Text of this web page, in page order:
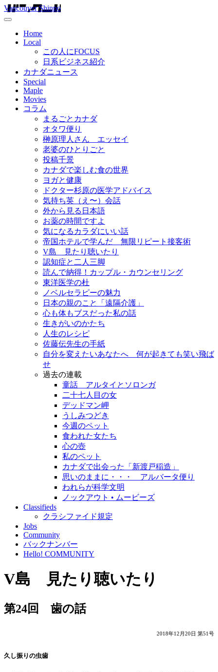
Vancouver Shinpo
Home
Local
この人にFOCUS
日系ビジネス紹介
カナダニュース
Special
Maple
Movies
コラム
まるごとカナダ
オタワ便り
榊原理人さん エッセイ
老婆のひとりごと
投稿千景
カナダで楽しむ食の世界
ヨガと健康
ドクター杉原の医学アドバイス
気持ち英（え〜）会話
外から見る日本語
お薬の時間ですよ
気になるカラダにいい話
帝国ホテルで学んだ 無限リピート接客術
V島 見たり聴いたり
認知症と二人三脚
読んで納得！カップル・カウンセリング
東洋医学の杜
ノベルセラピーの魅力
日本の親のこと「遠隔介護」
心も体もブスだった私の話
生きがいのかたち
人生のレシピ
佐藤伝先生の手紙
自分を変えたいあなたへ 何が起きても笑い飛ば
せ
過去の連載
童話 アルタイとソロンガ
二十七人目の女
デッドマン岬
うしみつどき
今週のペット
食われた女たち
心の壺
私のペット
カナダで出会った「新渡戸稲造」
思いのままに・・・ アルバータ便り
われらが科学文明
ノックアウト • ムービーズ
Classifieds
クラシファイド規定
Jobs
Community
バックナンバー
Hello! COMMUNITY
V島 見たり聴いたり
第24回 歯の話
2018年12月20日 第51号
久し振りの虫歯